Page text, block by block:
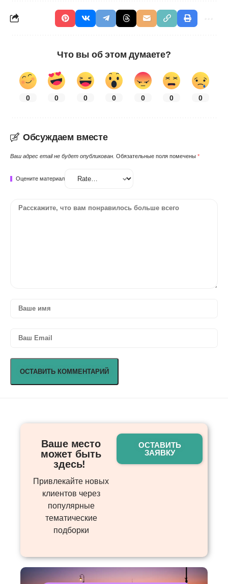
Что вы об этом думаете?
0 0 0 0 0 0 0
Обсуждаем вместе
Ваш адрес email не будет опубликован. Обязательные поля помечены *
Оцените материал
Ваше место
может быть
здесь! ​
Привлекайте новых
клиентов через
популярные
тематические
подборки
ОСТАВИТЬ
ЗАЯВКУ